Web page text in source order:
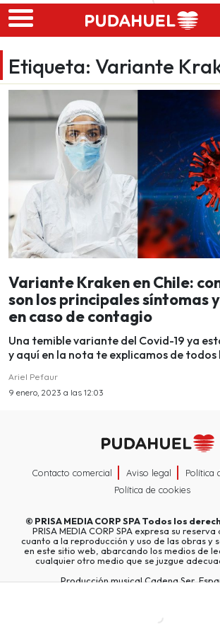
Skip to main content
Etiqueta: Variante
Variante Kraken en Chile:
son los principales síntomas
en caso de contagio
Una temible variante del Covid-19 ya
y aquí en la nota te explicamos de todos
Ariel Pefaur
9 enero, 2023 a las 12:03
Contacto comercial Aviso legal
Política
Política de cookies
© PRISA MEDIA CORP SPATodos los
PRISA MEDIA CORP SPA expresa su
cuanto a la reproducción y uso de las obras y
en este sitio web, abarcando los medios de
cualquier otro medio que se juzgue
Producción musical Cadena Ser,